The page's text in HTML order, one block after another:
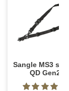
Sangle MS3
QD Gen2